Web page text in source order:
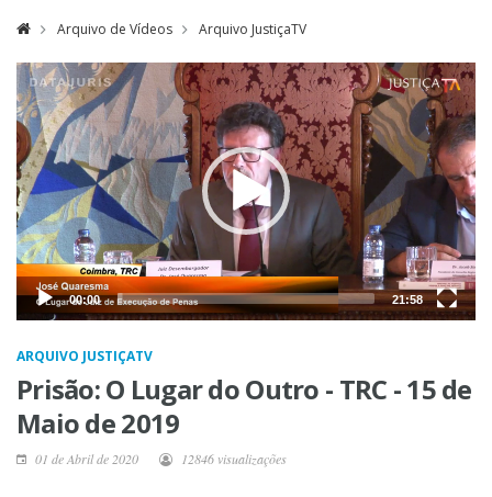
Arquivo de Vídeos Arquivo JustiçaTV
Video
Player
00:00 21:58
ARQUIVO JUSTIÇATV
Prisão: O Lugar do Outro - TRC - 15 de
Maio de 2019
01 de Abril de 2020 12846 visualizações